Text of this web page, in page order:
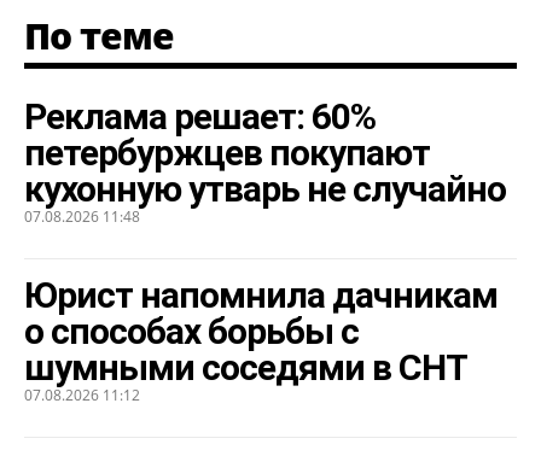
По теме
Реклама решает: 60%
петербуржцев покупают
кухонную утварь не случайно
07.08.2026 11:48
Юрист напомнила дачникам
о способах борьбы с
шумными соседями в СНТ
07.08.2026 11:12